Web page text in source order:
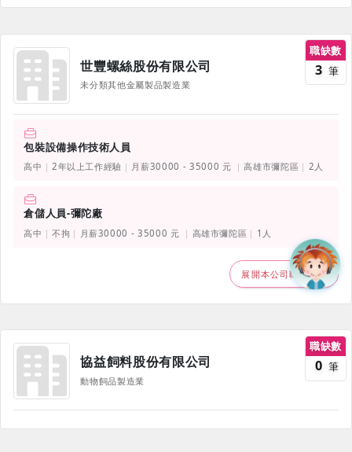
世豐螺絲股份有限公司
未分類其他金屬製品製造業
職缺數
3 筆
包裝設備操作技術人員
高中 2年以上工作經驗 月薪30000 - 35000 元 高雄市彌陀區 2人
倉儲人員-彌陀廠
高中 不拘 月薪30000 - 35000 元 高雄市彌陀區 1人
展開本公司職缺
協益飼料股份有限公司
動物飼品製造業
職缺數
0 筆